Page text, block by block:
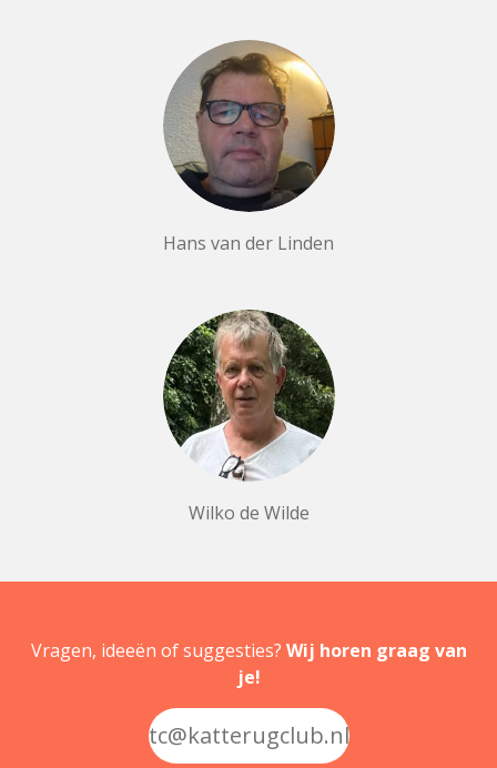
Hans van der Linden
Wilko de Wilde
Vragen, ideeën of suggesties? Wij horen graag van
je!
tc@katterugclub.nl